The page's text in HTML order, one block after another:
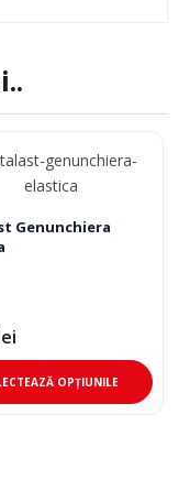
Genunchiera
OPȚIUNILE